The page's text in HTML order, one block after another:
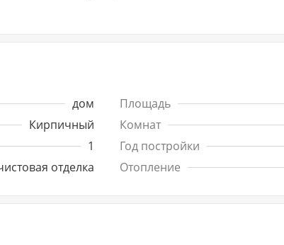
отдыха, где можно провести время с семьей
Свяжитесь с нами прямо сейчас, чтобы
заключить выгодную сделку. Не упустите
дом Площадь
Кирпичный Комнат
1 Год постройки
отделка Отопление